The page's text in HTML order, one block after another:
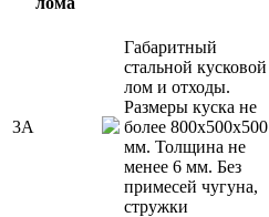
3А
Габаритный
стальной кусковой
лом и отходы.
Размеры куска не
более 800х500х500
мм. Толщина не
менее 6 мм. Без
примесей чугуна,
стружки